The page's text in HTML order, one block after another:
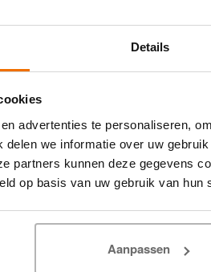
Details
advertenties te personaliseren,
we informatie over uw
partners kunnen deze gegevens
op basis van uw gebruik van hun
Aanpassen